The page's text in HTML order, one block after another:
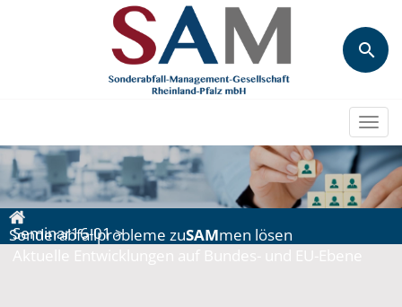
Seminar16-01>
Sonderabfallprobleme zuSAMmen lösen